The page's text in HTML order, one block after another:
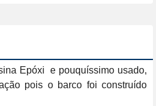
Epóxi  e pouquíssimo usado,
pois o barco foi construído